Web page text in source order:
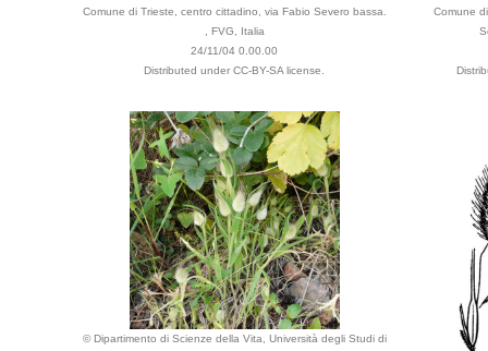
Comune di Trieste, centro cittadino, via Fabio Severo bassa.
, FVG, Italia
24/11/04 0.00.00
Distributed under CC-BY-SA license.
Comune
© Dipartimento di Scienze della Vita, Università degli Studi di